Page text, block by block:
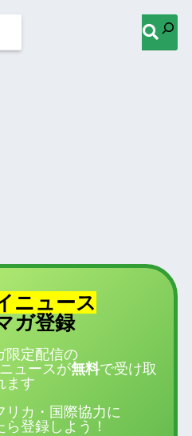
ニュース
ガ登録
限定配信の
ュースが無料で受け取
ます
リカ・国際協力に
登録しよう！